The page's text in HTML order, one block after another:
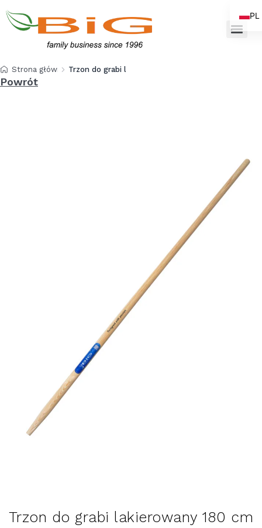
Strona główna Trzon do grabi lakierowany 180 cm
Powrót
Trzon do grabi lakierowany 180 cm
PL